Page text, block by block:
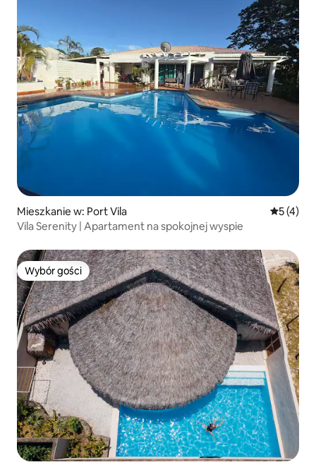
Mieszkanie w: Port Vila Średnia
5 (4)
Vila Serenity | Apartament na spokojnej wyspie
Wybór gości
Wybór gości